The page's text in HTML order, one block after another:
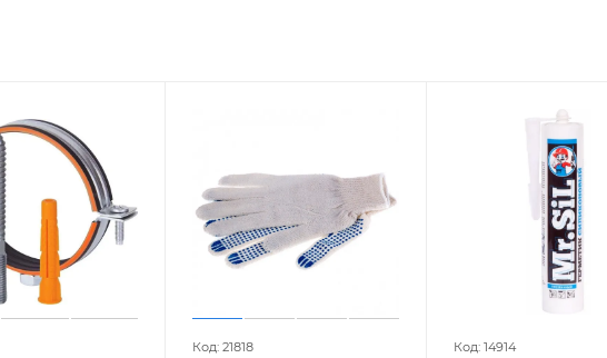
Код: 21818
Код: 14914